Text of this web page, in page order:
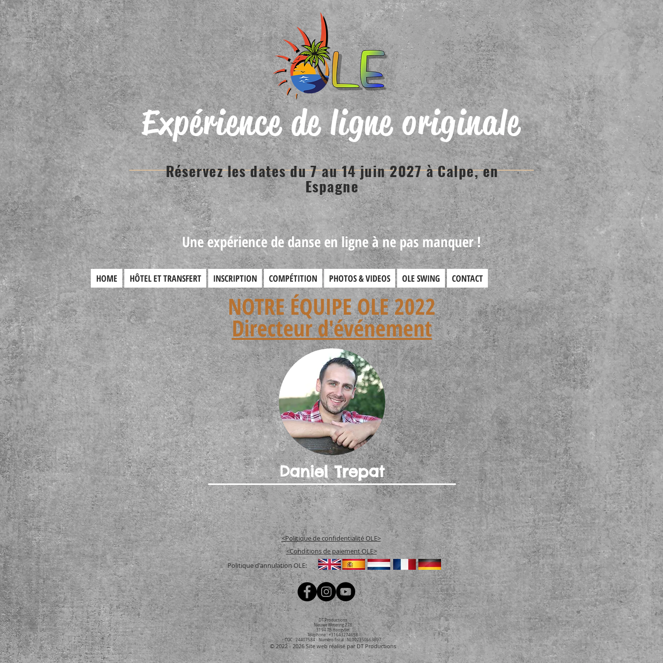
Expérience de ligne originale
Une expérience de danse en ligne à ne pas manquer !
Réservez les dates du 7 au 14 juin 2027 à Calpe, en
Espagne
HOME HÔTEL ET TRANSFERT INSCRIPTION COMPÉTITION PHOTOS & VIDEOS OLE SWING CONTACT
NOTRE ÉQUIPE OLE 2022
Directeur d'événement
Daniel Trepat
<Politique de confidentialité OLE>
<Conditions de paiement OLE>
Politique d'annulation OLE:
DT Productions
Nieuwe Wetering 278
3194 TB Hoogvliet
Téléphone : +31643274658
COC : 24407584 - Numéro fiscal : NL002350663B97
© 2022 - 2026 Site web réalisé par DT Productions